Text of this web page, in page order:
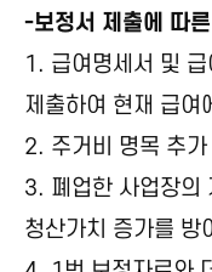
-보정서 제출에 따
1. 급여명세서 및
제출하여 현재 급여
2. 주거비 명목 추
3. 폐업한 사업장의
청산가치 증가를 방